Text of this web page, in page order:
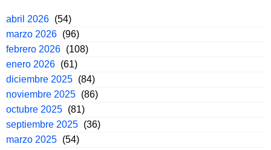
abril 2026 (54)
marzo 2026 (96)
febrero 2026 (108)
enero 2026 (61)
diciembre 2025 (84)
noviembre 2025 (86)
octubre 2025 (81)
septiembre 2025 (36)
marzo 2025 (54)